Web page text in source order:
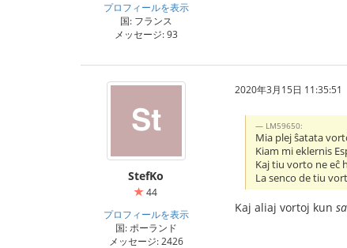
プロフィールを表示
国: フランス
メッセージ: 93
StefKo
44
プロフィールを表示
国: ポーランド
メッセージ: 2426
2020年3月15日 11:35:51
LM59650:
Mia plej ŝatata
Kiam mi eklernis
Kaj tiu vorto ne eĉ
La senco de tiu
Kaj aliaj vortoj kun